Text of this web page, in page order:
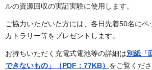
ルの資源回収の実証実験に使用します。
ご協力いただいた方には、各日先着50名にペ
カトラリー等をプレゼントします。
お持ちいただく充電式電池等の詳細は別紙「
できないもの」（PDF：77KB） をご覧くださ